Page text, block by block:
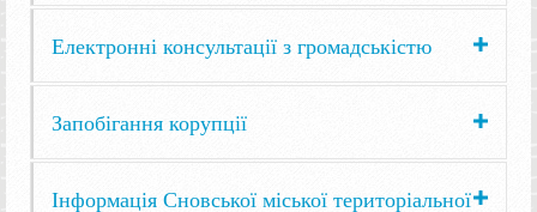
Електронні консультації з громадськістю
Запобігання корупції
Інформація Сновської міської територіальної